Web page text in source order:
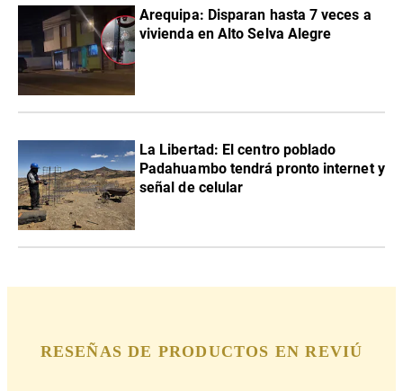
Arequipa: Disparan hasta 7 veces a
vivienda en Alto Selva Alegre
La Libertad: El centro poblado
Padahuambo tendrá pronto internet y
señal de celular